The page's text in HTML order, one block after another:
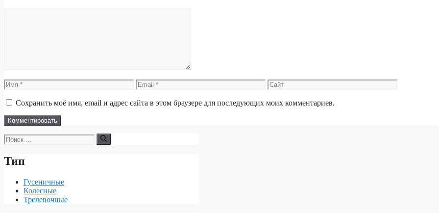
Имя Email Сайт
Сохранить моё имя, email и адрес сайта в этом браузере для последующих моих комментариев.
Поиск:
Тип
Гусеничные
Колесные
Трелевочные